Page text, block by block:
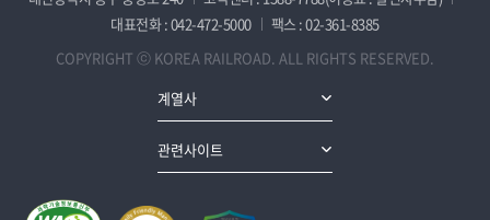
대표전화 : 042-472-5000
팩스 : 02-361-8385
COPYRIGHT ⓒ KOREA RAILROAD. ALL RIGHTS RESERVED.
계열사
관련사이트